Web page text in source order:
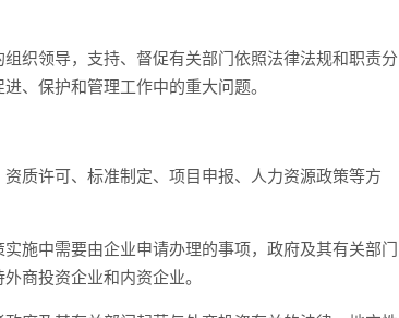
织领导，支持、督促有关部门依照法律法规和职责分
、保护和管理工作中的重大问题。
质许可、标准制定、项目申报、人力资源政策等方
施中需要由企业申请办理的事项，政府及其有关部门
商投资企业和内资企业。